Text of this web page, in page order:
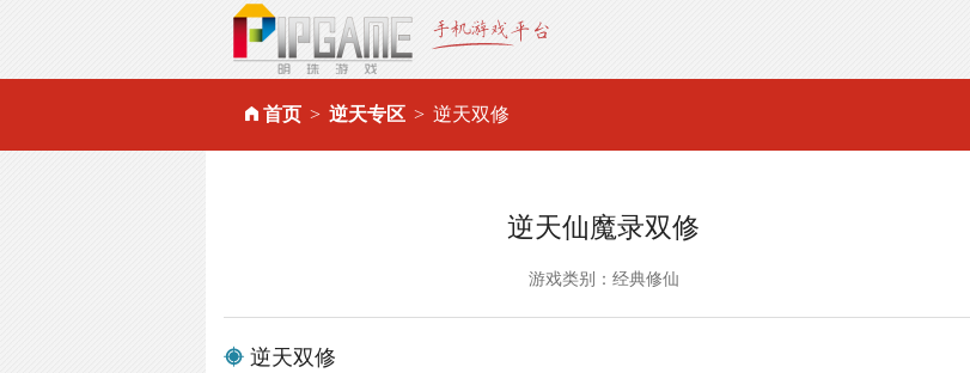
首页 逆天专区 逆天双修
逆天仙魔录双修
游戏类别：经典修仙
逆天双修